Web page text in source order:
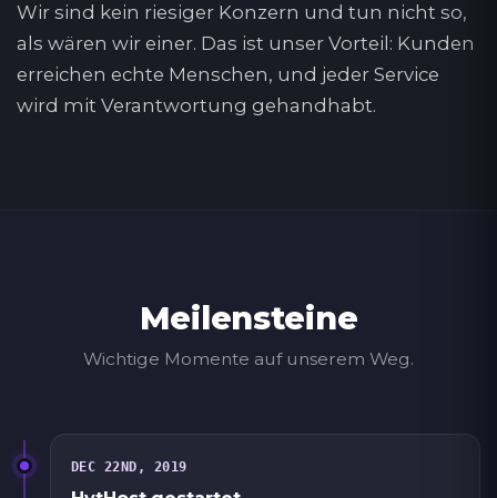
Wir sind kein riesiger Konzern und tun nicht so,
als wären wir einer. Das ist unser Vorteil: Kunden
erreichen echte Menschen, und jeder Service
wird mit Verantwortung gehandhabt.
Meilensteine
Wichtige Momente auf unserem Weg.
DEC 22ND, 2019